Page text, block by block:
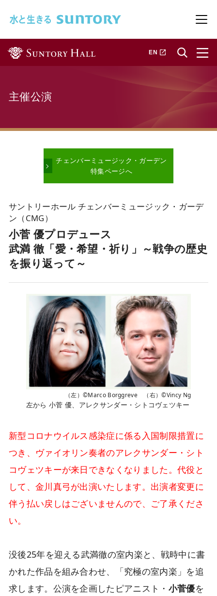
メ
EN 新しいタブで開きます
主催公演
チェンバーミュージック・ガーデン
特集ページへ
サントリーホール チェンバーミュージック・ガーデ
ン（CMG）
小菅 優プロデュース
武満 徹「愛・希望・祈り」～戦争の歴史
を振り返って～
（左）©Marco Borggreve （右）©Vincy Ng
左から 小菅 優、アレクサンダー・シトコヴェツキー
新型コロナウイルス感染症に係る入国制限措置に
つき、ヴァイオリン奏者のアレクサンダー・シト
コヴェツキーが来日できなくなりました。代役と
して、金川真弓が出演いたします。出演者変更に
伴う払い戻しはございませんので、ご了承くださ
い。
没後25年を迎える武満徹の室内楽と、戦時中に書
かれた作品を組み合わせ、「究極の室内楽」を追
求します。公演を企画したピアニスト・ 小菅優を